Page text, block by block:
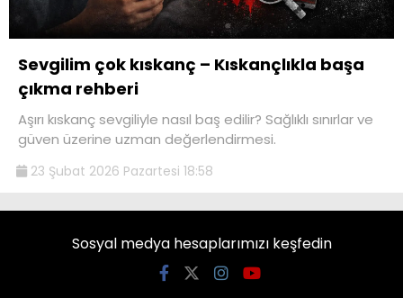
Sevgilim çok kıskanç – Kıskançlıkla başa
çıkma rehberi
Aşırı kıskanç sevgiliyle nasıl baş edilir? Sağlıklı sınırlar ve
güven üzerine uzman değerlendirmesi.
23 Şubat 2026 Pazartesi 18:58
Sosyal medya hesaplarımızı keşfedin